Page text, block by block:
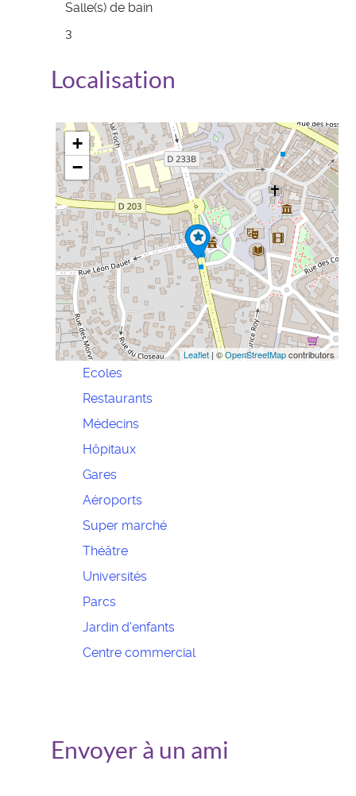
Salle(s) de bain
3
Localisation
+
−
Leaflet | ©OpenStreetMapcontributors
Ecoles
Restaurants
Médecins
Hôpitaux
Gares
Aéroports
Super marché
Théâtre
Universités
Parcs
Jardin d'enfants
Centre commercial
Envoyer à un ami